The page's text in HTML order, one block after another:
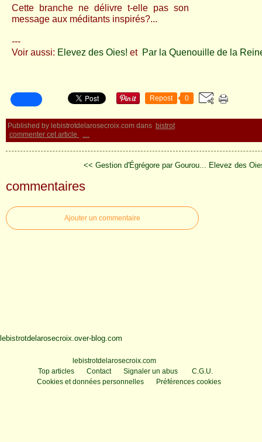
Cette branche ne délivre t-elle pas son
message aux méditants inspirés?...
---
Voir aussi: Elevez des Oies! et Par la Quenouille de la
Repost 0
Published by lebistrotdelarosecroix.com dans bistrot
commenter cet article
…
<< Gestion d'Égrégore par Gourou... Elevez des
commentaires
Ajouter un commentaire
lebistrotdelarosecroix.over-blog.com
lebistrotdelarosecroix.com
Top articles
Contact Signaler un abus
C.G.U.
Cookies et données personnelles
Préférences cookies